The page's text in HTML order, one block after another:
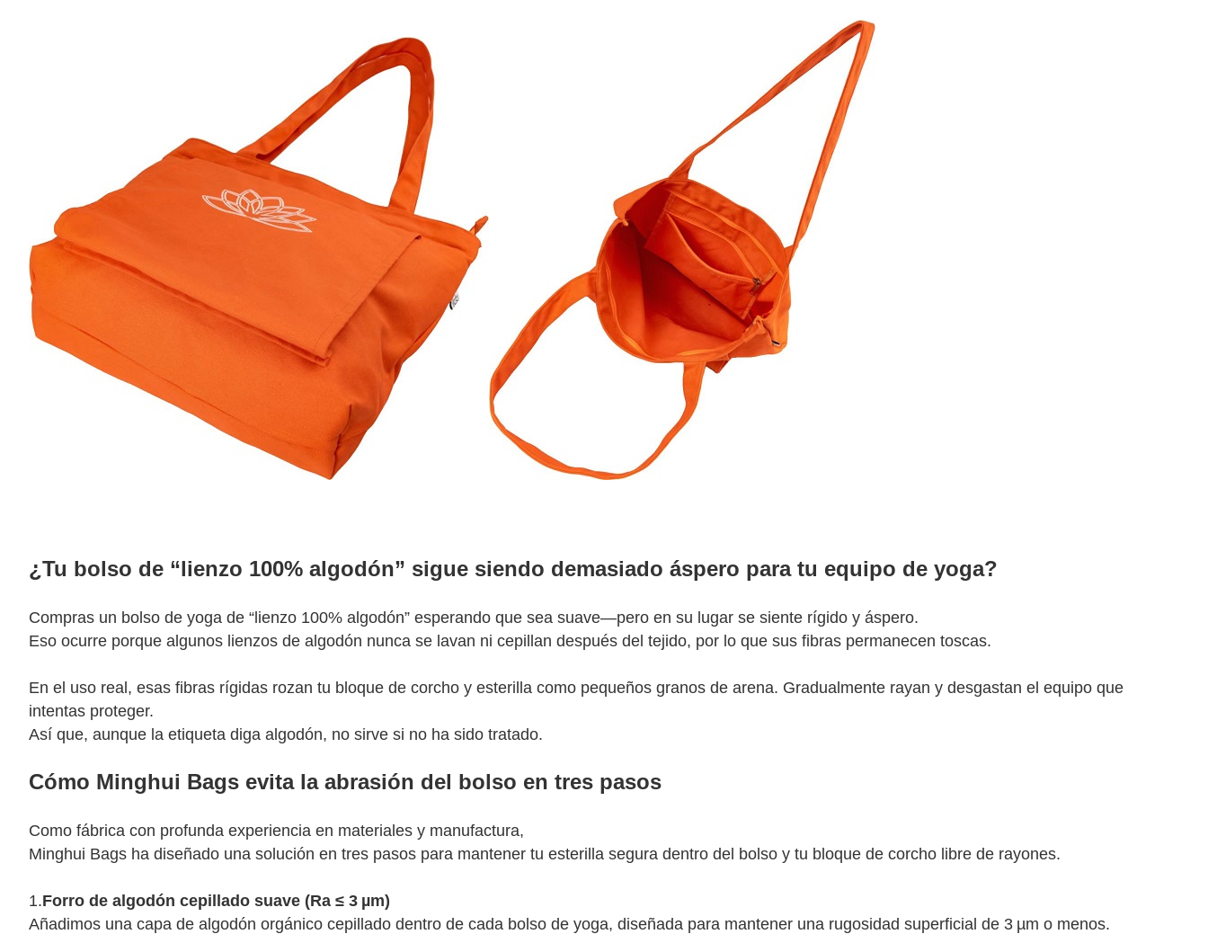
¿Tu bolso de “lienzo 100% algodón” sigue siendo demasiado áspero para tu equipo de yoga?
Compras un bolso de yoga de “lienzo 100% algodón” esperando que sea suave—pero en su lugar se siente rígido y áspero.
Eso ocurre porque algunos lienzos de algodón nunca se lavan ni cepillan después del tejido, por lo que sus fibras permanecen toscas.
En el uso real, esas fibras rígidas rozan tu bloque de corcho y esterilla como pequeños granos de arena. Gradualmente rayan y desgastan el equipo que
intentas proteger.
Así que, aunque la etiqueta diga algodón, no sirve si no ha sido tratado.
Cómo Minghui Bags evita la abrasión del bolso en tres pasos
Como fábrica con profunda experiencia en materiales y manufactura,
Minghui Bags ha diseñado una solución en tres pasos para mantener tu esterilla segura dentro del bolso y tu bloque de corcho libre de rayones.
1.Forro de algodón cepillado suave (Ra ≤ 3 µm)
Añadimos una capa de algodón orgánico cepillado dentro de cada bolso de yoga, diseñada para mantener una rugosidad superficial de 3 µm o menos.